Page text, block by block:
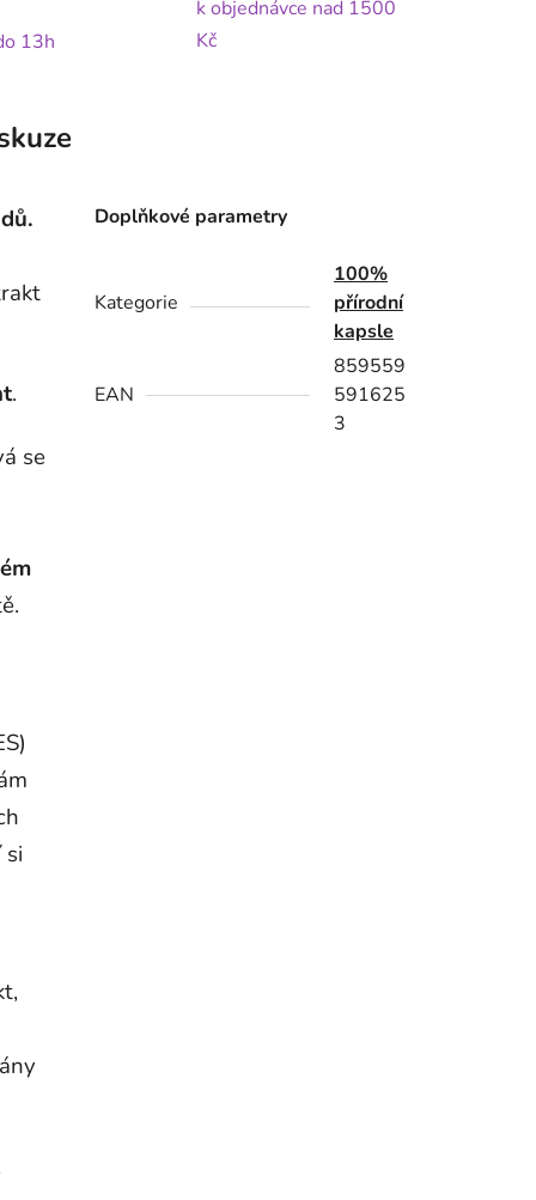
13h
k objednávce nad 1500
Kč
.
se
Doplňkové parametry
Kategorie
100%
přírodní
kapsle
EAN
859559
591625
3